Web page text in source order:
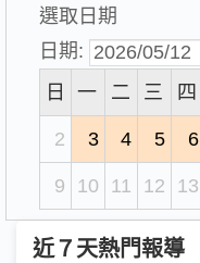
選取日期
日期:
日
一 二 三 四
2 3 4 5 6
9 10 11 12 13
近７天熱門報導